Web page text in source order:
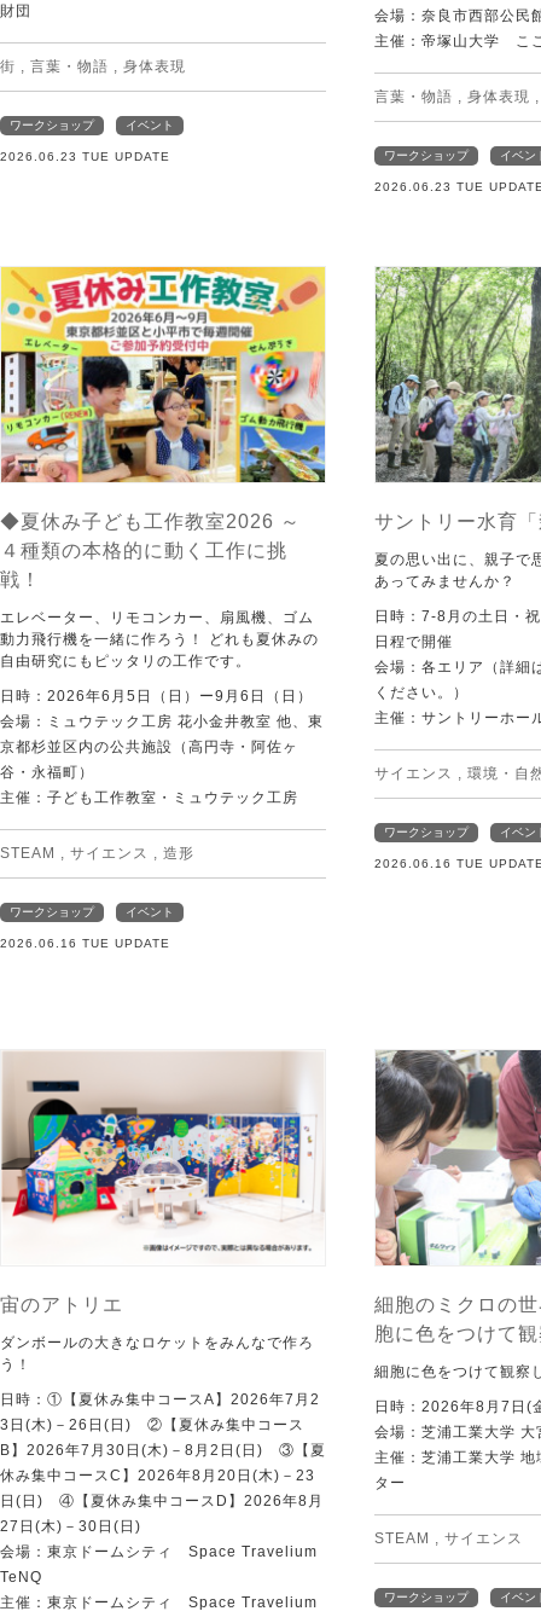
財団
街 言葉・物語 身体表現
ワークショップ イベント
2026.06.23 TUE UPDATE
会場：奈良市西部公民
主催：帝塚山大学 こ
言葉・物語 身体表現
ワークショップ イベン
2026.06.23 TUE
◆夏休み子ども工作教室2026 ～
４種類の本格的に動く工作に挑
戦！
エレベーター、リモコンカー、扇風機、ゴム
動力飛行機を一緒に作ろう！ どれも夏休みの
自由研究にもピッタリの工作です。
日時：2026年6月5日（日）ー9月6日（日）
会場：ミュウテック工房 花小金井教室 他、東
京都杉並区内の公共施設（高円寺・阿佐ヶ
谷・永福町）
主催：子ども工作教室・ミュウテック工房
STEAM サイエンス 造形
ワークショップ イベント
2026.06.16 TUE UPDATE
サントリー水育
夏の思い出に、親子で
あってみませんか？
日時：7-8月の土日・
日程で開催
会場：各エリア（詳細
ください。）
主催：サントリーホー
サイエンス 環境・自
ワークショップ イベン
2026.06.16 TUE
宙のアトリエ
ダンボールの大きなロケットをみんなで作ろ
う！
日時：①【夏休み集中コースA】2026年7月2
3日(木)－26日(日) ②【夏休み集中コース
B】2026年7月30日(木)－8月2日(日) ③【夏
休み集中コースC】2026年8月20日(木)－23
日(日) ④【夏休み集中コースD】2026年8月
27日(木)－30日(日)
会場：東京ドームシティ Space Travelium
TeNQ
主催：東京ドームシティ Space Travelium
細胞のミクロの
胞に色をつけて
細胞に色をつけて観察
日時：2026年8月7日(
会場：芝浦工業大学 大
主催：芝浦工業大学
ター
STEAM サイエンス
ワークショップ イベン